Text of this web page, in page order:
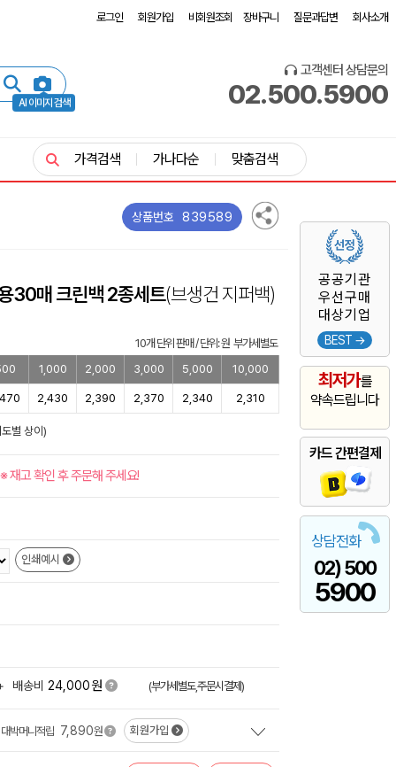
로그인 회원가입 비회원조회 장바구니 질문과답변 회사소개
AI 이미지 검색
고객센터 상담문의
02.500.5900
공공기관
우선구매
대상기업
BEST →
최저가를
약속드립니다
카드 간편결제
상담전화
02) 500
5900
가격검색 가나다순 맞춤검색
상품번호 839589
30매 크린백 2종세트(브생건 지퍼백)
10개 단위 판매 / 단위: 원 부가세별도
1,000 2,000 3,000 5,000 10,000
2,430 2,390 2,370 2,340 2,310
별 상이)
※ 재고 확인 후 주문해 주세요!
인쇄예시
배송비 24,000원 (부가세별도,주문시결제)
대박머니적립 7,890원 회원가입